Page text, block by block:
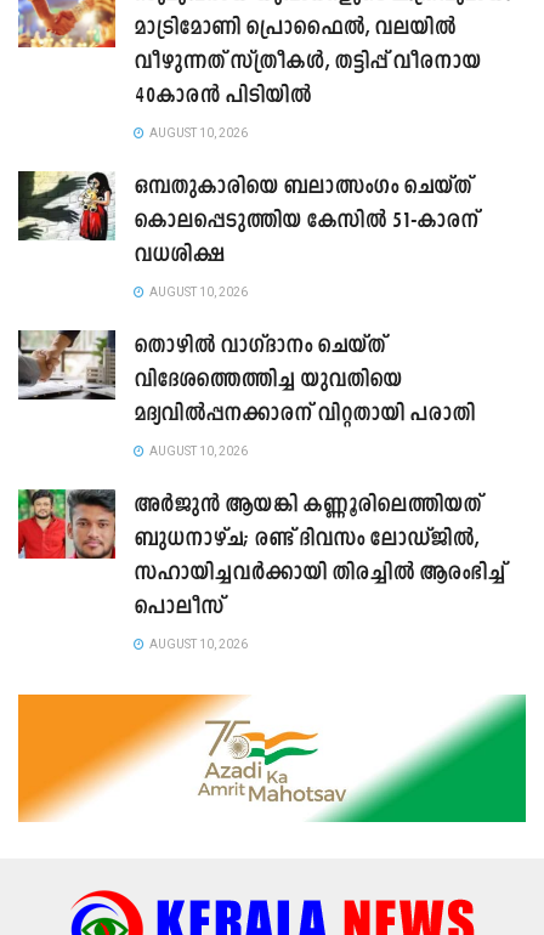
മാട്രിമോണി പ്രൊഫൈൽ, വലയിൽ
വീഴുന്നത് സ്ത്രീകൾ, തട്ടിപ്പ് വീരനായ
40കാരൻ പിടിയിൽ
AUGUST 10, 2026
ഒമ്പതുകാരിയെ ബലാത്സംഗം ചെയ്ത്
കൊലപ്പെടുത്തിയ കേസിൽ 51-കാരന്
വധശിക്ഷ
AUGUST 10, 2026
തൊഴിൽ വാഗ്ദാനം ചെയ്ത്
വിദേശത്തെത്തിച്ച യുവതിയെ
മദ്യവിൽപ്പനക്കാരന് വിറ്റതായി പരാതി
AUGUST 10, 2026
അർജുൻ ആയങ്കി കണ്ണൂരിലെത്തിയത്
ബുധനാഴ്ച; രണ്ട് ദിവസം ലോഡ്ജിൽ,
സഹായിച്ചവർക്കായി തിരച്ചിൽ ആരംഭിച്ച്
പൊലീസ്
AUGUST 10, 2026